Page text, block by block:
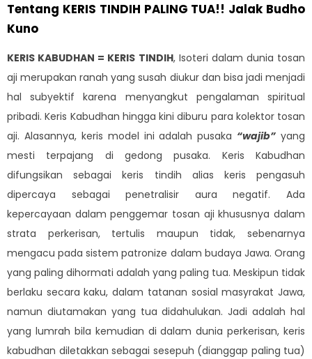
Tentang KERIS TINDIH PALING TUA!! Jalak Budho
Kuno
KERIS KABUDHAN = KERIS TINDIH, Isoteri dalam dunia tosan
aji merupakan ranah yang susah diukur dan bisa jadi menjadi
hal subyektif karena menyangkut pengalaman spiritual
pribadi. Keris Kabudhan hingga kini diburu para kolektor tosan
aji. Alasannya, keris model ini adalah pusaka “wajib” yang
mesti terpajang di gedong pusaka. Keris Kabudhan
difungsikan sebagai keris tindih alias keris pengasuh
dipercaya sebagai penetralisir aura negatif. Ada
kepercayaan dalam penggemar tosan aji khususnya dalam
strata perkerisan, tertulis maupun tidak, sebenarnya
mengacu pada sistem patronize dalam budaya Jawa. Orang
yang paling dihormati adalah yang paling tua. Meskipun tidak
berlaku secara kaku, dalam tatanan sosial masyrakat Jawa,
namun diutamakan yang tua didahulukan. Jadi adalah hal
yang lumrah bila kemudian di dalam dunia perkerisan, keris
kabudhan diletakkan sebagai sesepuh (dianggap paling tua)